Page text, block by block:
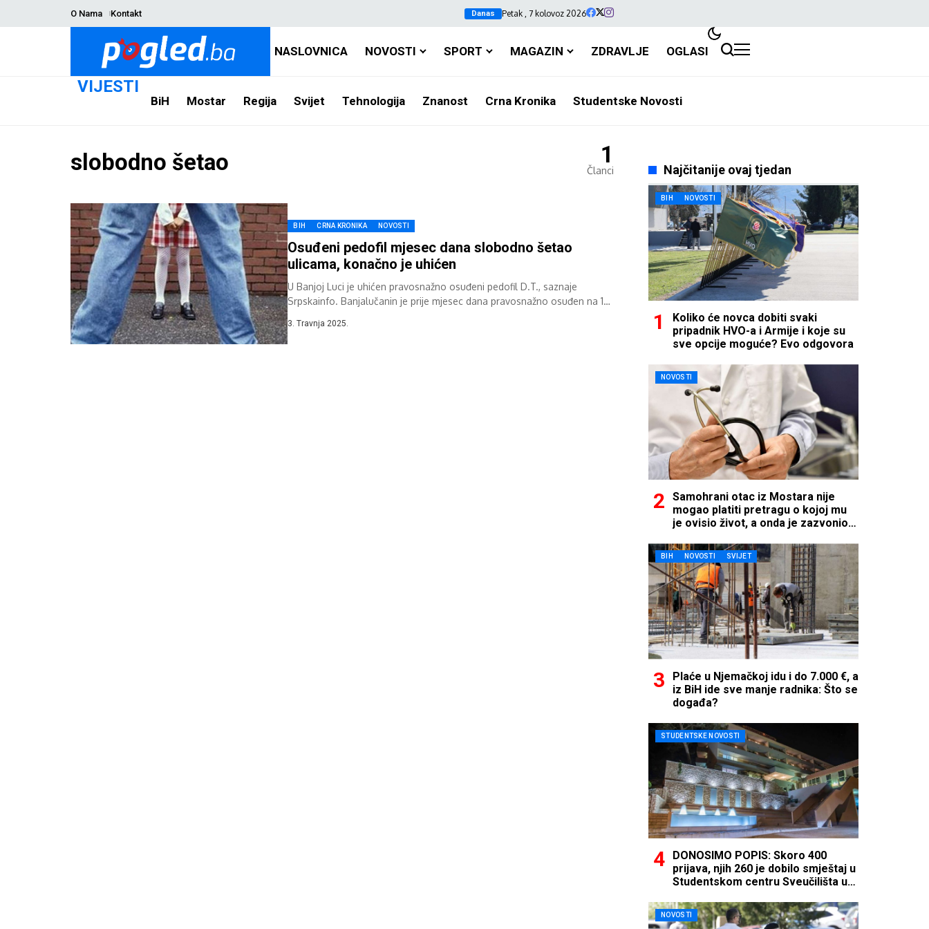
O Nama Kontakt Danas Petak , 7 kolovoz 2026
NASLOVNICA NOVOSTI SPORT MAGAZIN ZDRAVLJE OGLASI
VIJESTI
BiH Mostar Regija Svijet Tehnologija Znanost Crna Kronika Studentske Novosti
slobodno šetao 1
Članci
BIH CRNA KRONIKA NOVOSTI
Osuđeni pedofil mjesec dana slobodno šetao
ulicama, konačno je uhićen
U Banjoj Luci je uhićen pravosnažno osuđeni pedofil D.T., saznaje
Srpskainfo. Banjalučanin je prije mjesec dana pravosnažno osuđen na 12
3. Travnja 2025.
Najčitanije ovaj tjedan
BIH NOVOSTI
Koliko će novca dobiti svaki
pripadnik HVO-a i Armije i koje su
sve opcije moguće? Evo odgovora
NOVOSTI
Samohrani otac iz Mostara nije
mogao platiti pretragu o kojoj mu
je ovisio život, a onda je zazvonio
BIH NOVOSTI SVIJET
Plaće u Njemačkoj idu i do 7.000 €, a
iz BiH ide sve manje radnika: Što se
događa?
STUDENTSKE NOVOSTI
DONOSIMO POPIS: Skoro 400
prijava, njih 260 je dobilo smještaj u
Studentskom centru Sveučilišta u
NOVOSTI